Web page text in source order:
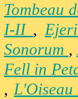
Tombeau
I-II ,
Sonorum ,
Fell in
,